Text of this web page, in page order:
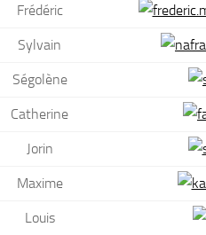
Frédéric
Sylvain
Ségolène
Catherine
Jorin
Maxime
Louis